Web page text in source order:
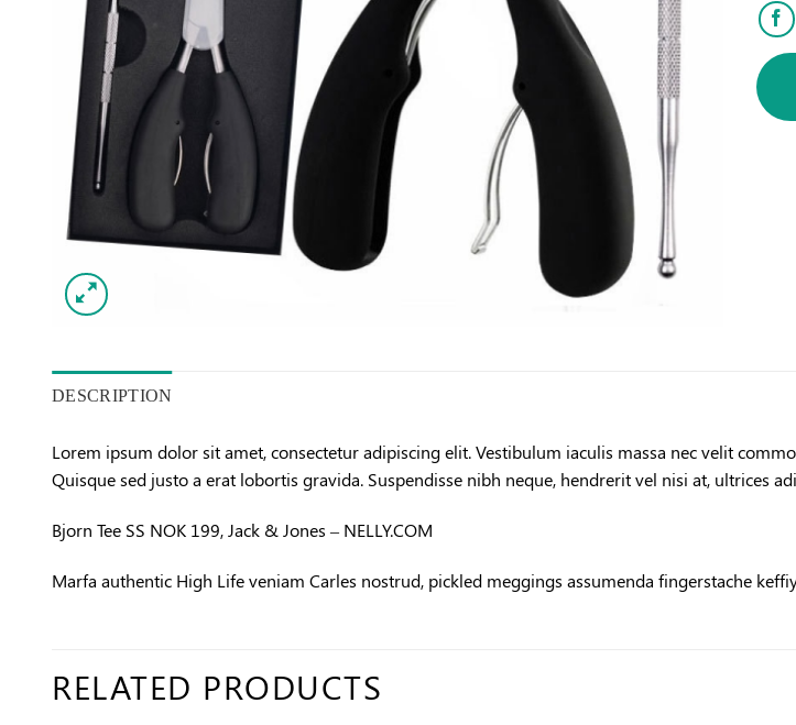
DESCRIPTION
Lorem ipsum dolor sit amet, consectetur adipiscing elit. Vestibulum iaculis massa nec velit
Quisque sed justo a erat lobortis gravida. Suspendisse nibh neque, hendrerit vel nisi at, ultrices
Bjorn Tee SS NOK 199, Jack & Jones – NELLY.COM
Marfa authentic High Life veniam Carles nostrud, pickled meggings assumenda fingerstache
RELATED PRODUCTS